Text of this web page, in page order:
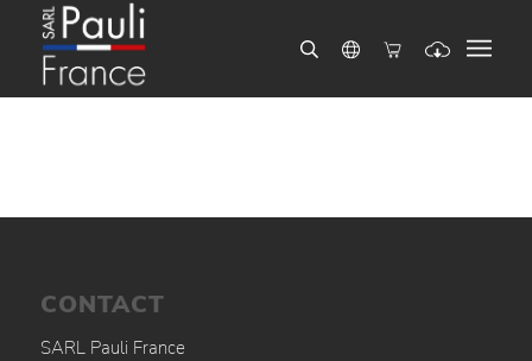
CONTACT
SARL Pauli France